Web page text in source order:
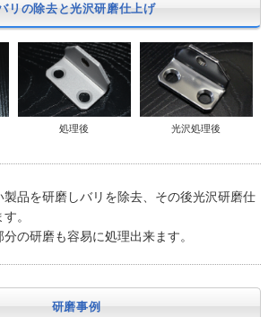
リの除去と光沢研磨仕上げ
処理後 光沢処理後
品を研磨しバリを除去、その後光沢研磨仕
。
の研磨も容易に処理出来ます。
研磨事例